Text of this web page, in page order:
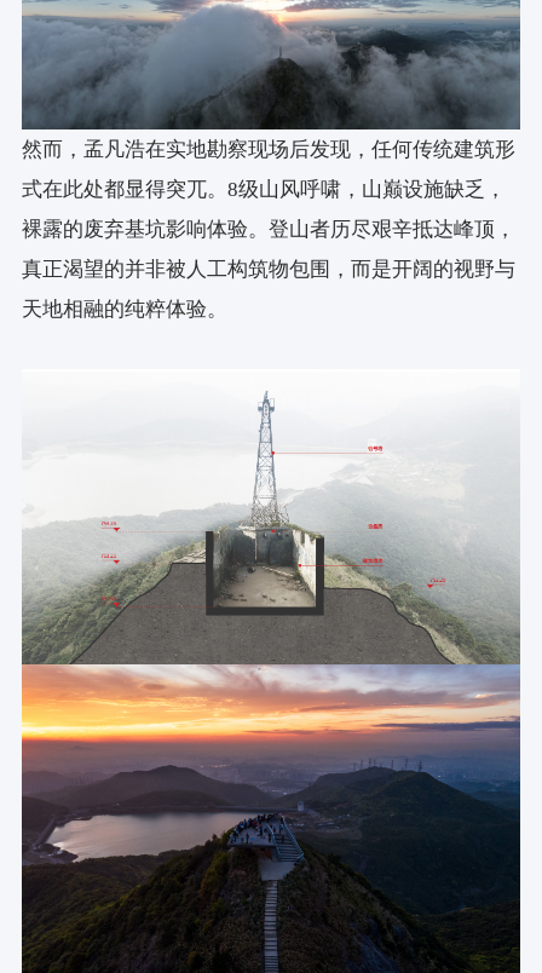
然而，孟凡浩在实地勘察现场后发现，任何传统建筑形
式在此处都显得突兀。8级山风呼啸，山巅设施缺乏，
裸露的废弃基坑影响体验。登山者历尽艰辛抵达峰顶，
真正渴望的并非被人工构筑物包围，而是开阔的视野与
天地相融的纯粹体验。